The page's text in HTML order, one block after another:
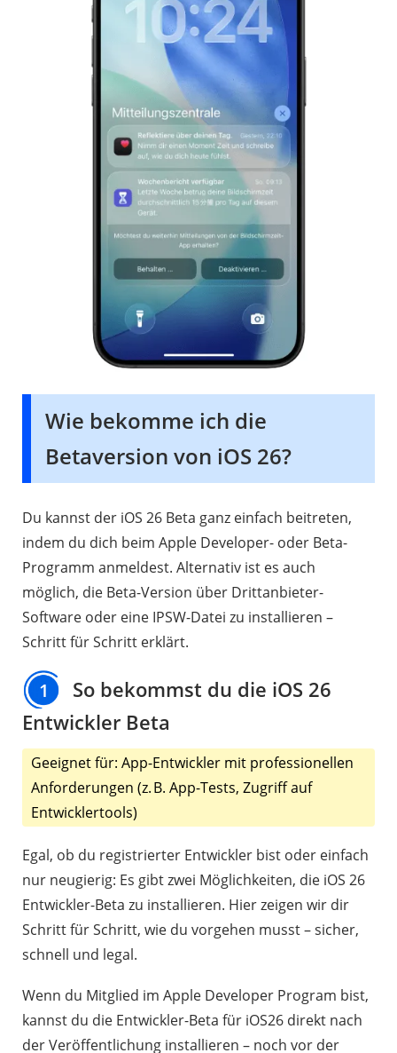
Wie bekomme ich die
Betaversion von iOS 26?
Du kannst der iOS 26 Beta ganz einfach beitreten,
indem du dich beim Apple Developer- oder Beta-
Programm anmeldest. Alternativ ist es auch
möglich, die Beta-Version über Drittanbieter-
Software oder eine IPSW-Datei zu installieren –
Schritt für Schritt erklärt.
1
So bekommst du die iOS 26
Entwickler Beta
Geeignet für: App-Entwickler mit professionellen
Anforderungen (z. B. App-Tests, Zugriff auf
Entwicklertools)
Egal, ob du registrierter Entwickler bist oder einfach
nur neugierig: Es gibt zwei Möglichkeiten, die iOS 26
Entwickler-Beta zu installieren. Hier zeigen wir dir
Schritt für Schritt, wie du vorgehen musst – sicher,
schnell und legal.
Wenn du Mitglied im Apple Developer Program bist,
kannst du die Entwickler-Beta für iOS26 direkt nach
der Veröffentlichung installieren – noch vor der